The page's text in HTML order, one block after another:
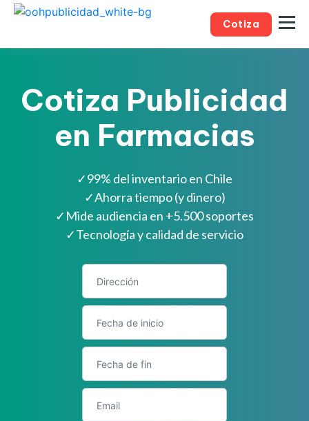
Cotiza
Cotiza Publicidad
en Farmacias
✓99% del inventario en Chile
✓Ahorra tiempo (y dinero)
✓ Mide audiencia en +5.500 soportes
✓Tecnología y calidad de servicio